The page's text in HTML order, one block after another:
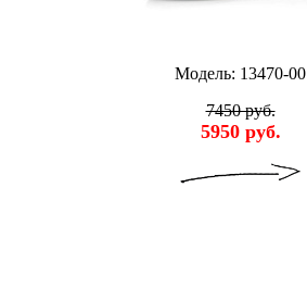
Модель: 13470-00
7450 руб.
5950 руб.